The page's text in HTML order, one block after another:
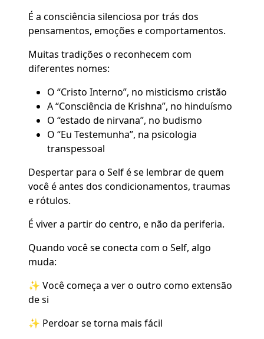
É a consciência silenciosa por trás dos
pensamentos, emoções e comportamentos.
Muitas tradições o reconhecem com
diferentes nomes:
O “Cristo Interno”, no misticismo cristão
A “Consciência de Krishna”, no hinduísmo
O “estado de nirvana”, no budismo
O “Eu Testemunha”, na psicologia
transpessoal
Despertar para o Self é se lembrar de quem
você é antes dos condicionamentos, traumas
e rótulos.
É viver a partir do centro, e não da periferia.
Quando você se conecta com o Self, algo
muda:
✨ Você começa a ver o outro como extensão
de si
✨ Perdoar se torna mais fácil